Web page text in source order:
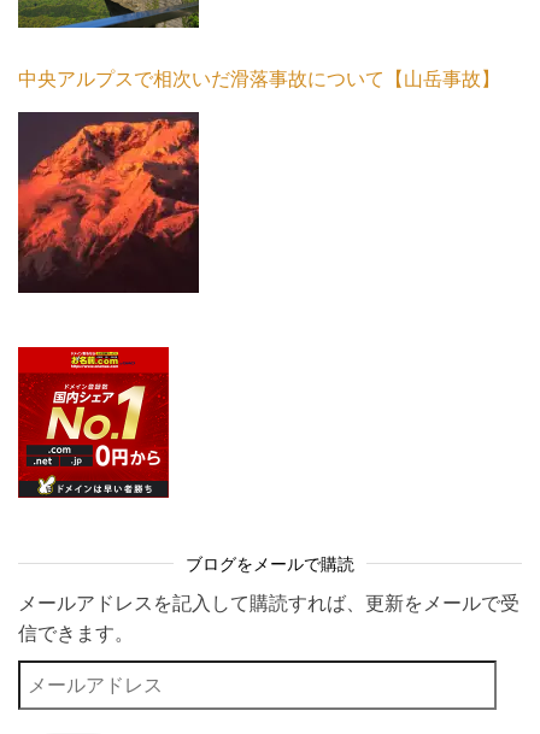
中央アルプスで相次いだ滑落事故について【山岳事故】
ブログをメールで購読
メールアドレスを記入して購読すれば、更新をメールで受
信できます。
メールアドレス